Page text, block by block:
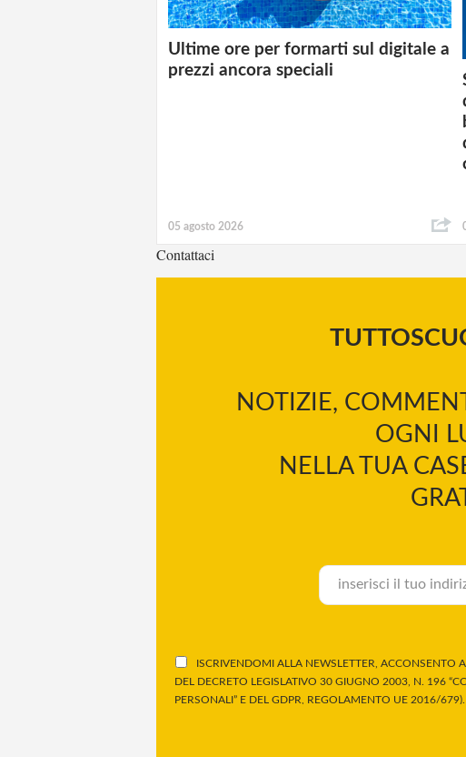
Ultime ore per formarti sul digitale a
prezzi ancora speciali
05 agosto 2026
Contattaci
NOTIZIE,
OGNI
NELLA TUA
ISCRIVENDOMI ALLA NEWSLETTER, ACCONSENTO
DEL DECRETO LEGISLATIVO 30 GIUGNO 2003, N. 196
PERSONALI” E DEL GDPR, REGOLAMENTO UE 2016/